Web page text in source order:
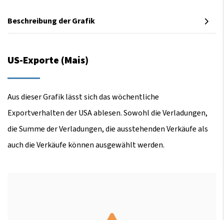
Beschreibung der Grafik
US-Exporte (Mais)
Aus dieser Grafik lässt sich das wöchentliche
Exportverhalten der USA ablesen. Sowohl die Verladungen,
die Summe der Verladungen, die ausstehenden Verkäufe als
auch die Verkäufe können ausgewählt werden.